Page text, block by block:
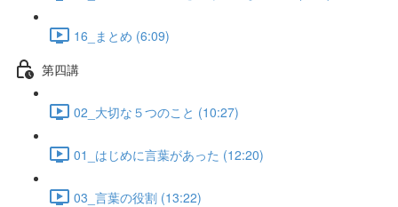
16_まとめ (6:09)
第四講
02_大切な５つのこと (10:27)
01_はじめに言葉があった (12:20)
03_言葉の役割 (13:22)